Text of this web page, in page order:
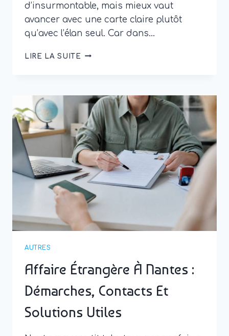
d’insurmontable, mais mieux vaut
avancer avec une carte claire plutôt
qu’avec l’élan seul. Car dans…
LIRE LA SUITE AFFAIRES
DÉMARCHES,
RENDEZ-
VOUS
ET
SERVICES
UTILES
AUTRES
Affaire Étrangère À Nantes :
Démarches, Contacts Et
Solutions Utiles